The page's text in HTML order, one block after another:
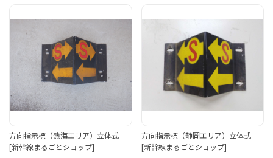
方向指示標（熱海エリア）立体式
[新幹線まるごとショップ]
方向指示標（静岡エリア）立体式
[新幹線まるごとショップ]